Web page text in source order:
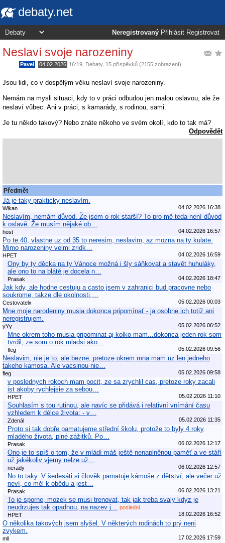
debaty.net
Neregistrovaný Přihlásit Registrovat
Neslaví svoje narozeniny
Pavel 04.02.2026 16:19 Debaty, 15 příspěvků (2155 zobrazení)
Jsou lidi, co v dospělým věku neslaví svoje narozeniny.
Nemám na mysli situaci, kdy to v práci odbudou jen malou oslavou, ale že
neslaví vůbec. Ani v práci, s kamarády, s rodinou, sami.
Je tu někdo takový? Nebo znáte někoho ve svém okolí, kdo to tak má?
Odpovědět
Předmět
Já je taky prakticky neslavím.
Wikan 04.02.2026 16:38
Neslavím, nemám důvod. Že jsem o rok starší? To pro mě teda není důvod
k oslavě. Že musím nějaké ob…
host 04.02.2026 16:57
Po te 40, vlastne uz od 35 to neresim, neslavim, az mozna na ty kulate.
Mimo narozeniny velmi zridk…
HPET 04.02.2026 16:59
Ony by ty děcka na ty Vánoce možná i šly sáňkovat a stavět huhuláky,
ale ono to na blátě je docela n…
Prasak 04.02.2026 18:47
Jak kdy, ale hodne cestuju a casto jsem v zahranici bud pracovne nebo
soukrome, takze dle okolnosti,…
Cestovatelx 05.02.2026 00:03
Mne moje narodeniny musia dokonca pripomínať - ja osobne ich totiž ani
neregistrujem.
yYy 05.02.2026 06:52
Mne okrem toho musia pripominat aj kolko mam...dokonca jeden rok som
tvrdil, ze som o rok mladsi ako…
fleg 05.02.2026 09:56
Neslavim, nie je to, ale bezne, pretoze okrem mna mam uz len jedneho
takeho kamosa. Ale vacsinou nie…
fleg 05.02.2026 09:58
v poslednych rokoch mam pocit, ze sa zrychlil cas, pretoze roky zacali
ist akoby rychlejsie za sebou…
HPET 05.02.2026 11:10
Souhlasím s tou rutinou, ale navíc se přidává i relativní vnímání času
vzhledem k délce života: - v…
Zdenál 05.02.2026 11:35
Proto si tak dobře pamatujeme střední školu, protože to byly 4 roky
mladého života, plné zážitků. Po…
Prasak 06.02.2026 12:17
Ono je to spíš o tom, že v mládí máš ještě nenaplněnou paměť a ve stáří
už jakékoliv vjemy nelze už…
nerady 06.02.2026 12:57
No to taky. V šedesáti si člověk pamatuje kámoše z dětství, ale večer už
neví, co měl k obědu a jest…
Prasak 06.02.2026 13:21
To je sporne, mozek se musi trenovat, tak jak treba svaly kdyz je
neudrzujes tak opadnou, na nazev j…
poslední
HPET
18.02.2026 16:52
O několika takových jsem slyšel. V některých rodinách to prý neni
zvykem.
mll 17.02.2026 17:59